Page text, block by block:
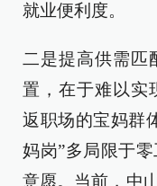
就业便利度。
二是提高供需匹
置，在于难以实
返职场的宝妈群
妈岗”多局限于
意愿。当前，中